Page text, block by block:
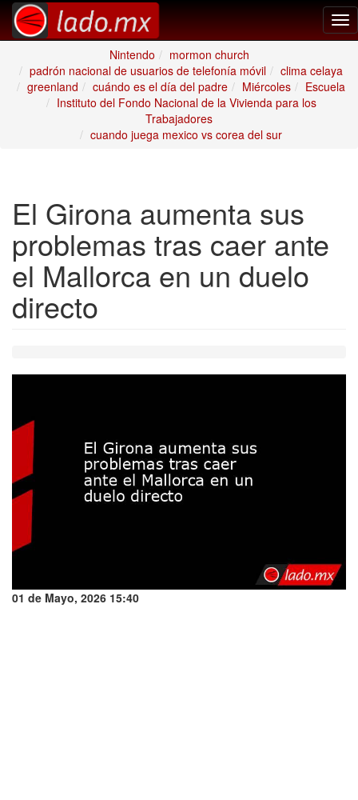
Nintendo
mormon church
padrón nacional de usuarios de telefonía móvil
clima celaya
greenland
cuándo es el día del padre Miércoles
Escuela
Instituto del Fondo Nacional de la Vivienda para los
Trabajadores
cuando juega mexico vs corea del sur
El Girona aumenta sus
problemas tras caer ante
el Mallorca en un duelo
directo
01 de Mayo, 2026 15:40